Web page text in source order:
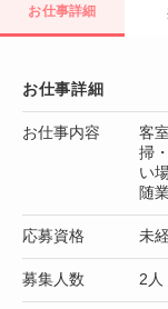
お仕事詳細
お仕事詳細
お仕事内容
客
掃
い
随
応募資格 未
募集人数 2人